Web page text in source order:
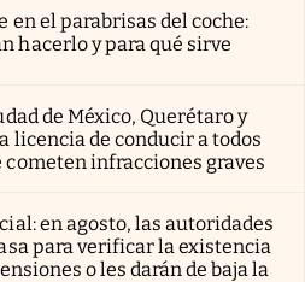
en el parabrisas del coche:
hacerlo y para qué sirve
de México, Querétaro y
licencia de conducir a todos
cometen infracciones graves
en agosto, las autoridades
para verificar la existencia
o les darán de baja la